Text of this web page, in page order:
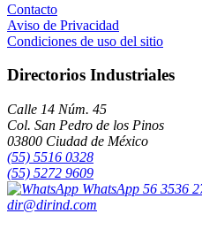
Contacto
Aviso de Privacidad
Condiciones de uso del sitio
Directorios Industriales
Calle 14 Núm. 45
Col. San Pedro de los Pinos
03800 Ciudad de México
(55) 5516 0328
(55) 5272 9609
WhatsApp 56 3536
dir@dirind.com